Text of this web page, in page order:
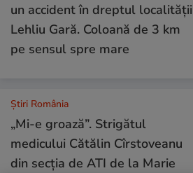
un accident în dreptul localității
Lehliu Gară. Coloană de 3 km
pe sensul spre mare
Știri România
„Mi-e groază”. Strigătul
medicului Cătălin Cîrstoveanu
din secția de ATI de la Marie